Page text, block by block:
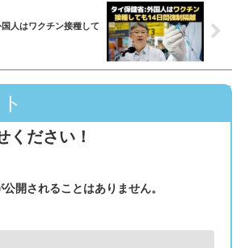
人はワクチン接種して
ください！
開されることはありません。